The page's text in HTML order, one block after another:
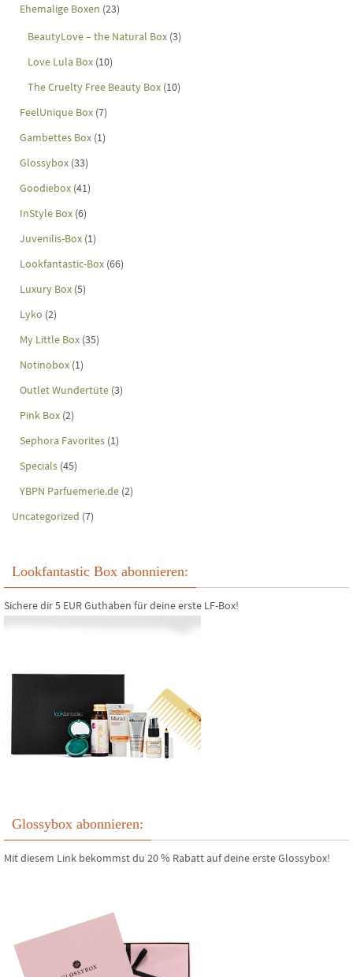
Ehemalige Boxen (23)
BeautyLove – the Natural Box (3)
Love Lula Box (10)
The Cruelty Free Beauty Box (10)
FeelUnique Box (7)
Gambettes Box (1)
Glossybox (33)
Goodiebox (41)
InStyle Box (6)
Juvenilis-Box (1)
Lookfantastic-Box (66)
Luxury Box (5)
Lyko (2)
My Little Box (35)
Notinobox (1)
Outlet Wundertüte (3)
Pink Box (2)
Sephora Favorites (1)
Specials (45)
YBPN Parfuemerie.de (2)
Uncategorized (7)
Lookfantastic Box abonnieren:
Sichere dir 5 EUR Guthaben für deine erste LF-Box!
Glossybox abonnieren:
Mit diesem Link bekommst du 20 % Rabatt auf deine erste Glossybox!